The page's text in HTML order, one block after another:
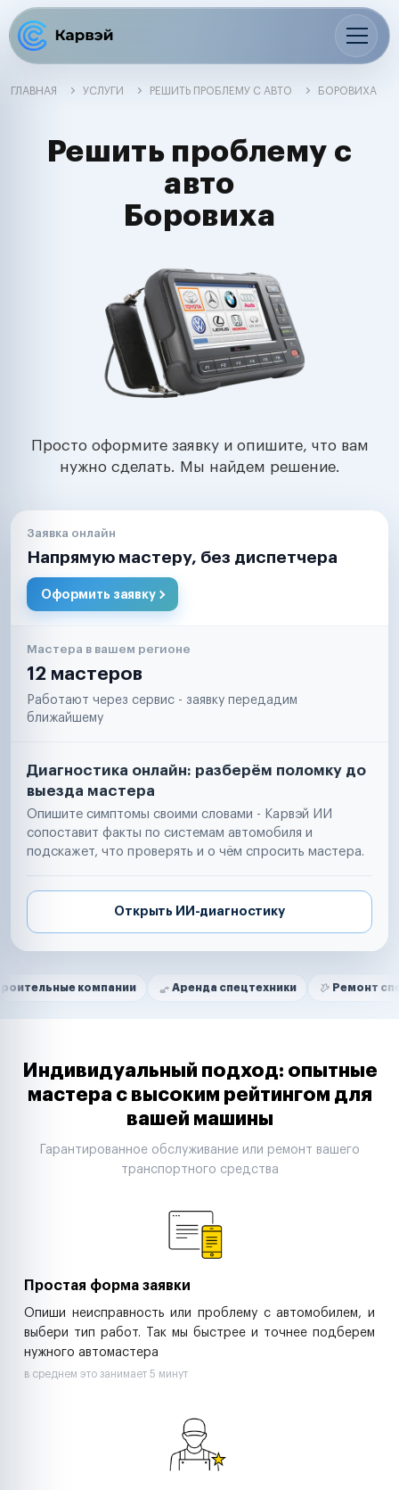
ГЛАВНАЯ УСЛУГИ РЕШИТЬ ПРОБЛЕМУ С АВТО БОРОВИХА
Решить проблему с
авто
Боровиха
Просто оформите заявку и опишите, что вам
нужно сделать. Мы найдем решение.
Заявка онлайн
Напрямую мастеру, без диспетчера
Оформить заявку
Мастера в вашем регионе
12 мастеров
Работают через сервис - заявку передадим
ближайшему
Диагностика онлайн: разберём поломку до
выезда мастера
Опишите симптомы своими словами - Карвэй ИИ
сопоставит факты по системам автомобиля и
подскажет, что проверять и о чём спросить мастера.
Открыть ИИ-диагностику
Нам доверяют
компании Аренда спецтехники Ремонт спецтехники
Маркетплейсы
Таксопарки
Автодилеры
Строительные компании
Аренда спецтехники
Индивидуальный подход: опытные
мастера с высоким рейтингом для
вашей машины
Гарантированное обслуживание или ремонт вашего
транспортного средства
Простая форма заявки
Опиши неисправность или проблему с автомобилем, и
выбери тип работ. Так мы быстрее и точнее подберем
нужного автомастера
в среднем это занимает 5 минут